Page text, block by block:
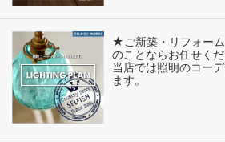
★ご新築・リフォー
のことならお任せくだ
当店では照明のコー
ます。